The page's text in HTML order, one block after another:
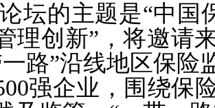
坛的主题是“中国
理创新”，将邀请
路”沿线地区保险
强企业，围绕保